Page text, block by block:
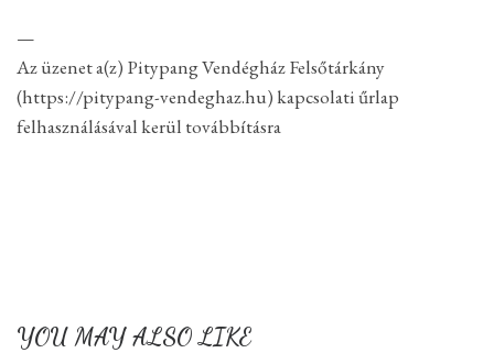
—
Az üzenet a(z) Pitypang Vendégház Felsőtárkány
(https://pitypang-vendeghaz.hu) kapcsolati űrlap
felhasználásával kerül továbbításra
YOU MAY ALSO LIKE